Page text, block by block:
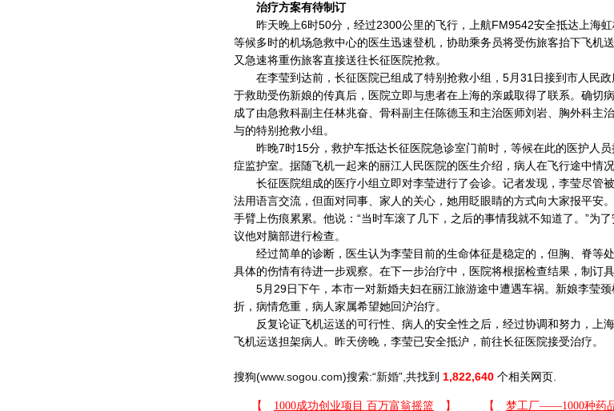
治疗方案有待制订
昨天晚上6时50分，经过2300公里的飞行，上航FM9542安全抵达上海虹
等候多时的机场急救中心的医生迅速登机，协助乘务员将受伤旅客抬下飞机
又急速将重伤旅客直接送往长征医院抢救。
在李莹到达前，长征医院已组成了特别抢救小组，5月31日接到市人民政
于救助受伤新娘的传真后，医院立即与患者在上海的亲戚取得了联系。确切
成了由急救科副主任林兆奋、骨科副主任陈德玉和主治医师刘岩、胸外科主
与的特别抢救小组。
昨晚7时15分，救护车抵达长征医院急诊室门前时，等候在此的医护人员
症监护室。据随飞机一起来的丽江人民医院的医生介绍，病人在飞行途中情况
长征医院组成的医疗小组立即对李莹进行了会诊。记者发现，李莹尽管
法用语言交流，但面对同事、家人的关心，她用眨眼睛的方式向大家报平安
手臂上伤痕累累。他说：“当时车滚了几下，之后的事情我就不知道了。”为
议他对脑部进行检查。
经过简单的诊断，医生认为李莹目前的生命体征是稳定的，但胸、脊等处
具体的伤情有待进一步观察。在下一步治疗中，医院将根据检查结果，制订具
5月29日下午，本市一对新婚夫妇在丽江旅游途中遭遇车祸。新娘李莹颈
折，病情危重，病人家属希望她回沪治疗。
反复论证飞机运送的可行性、病人的安全性之后，经过协调和努力，上
飞机运送担架病人。昨天傍晚，李莹已安全抵沪，前往长征医院接受治疗。
搜狗(www.sogou.com)搜索:“新婚”,共找到 1,822,640 个相关网页.